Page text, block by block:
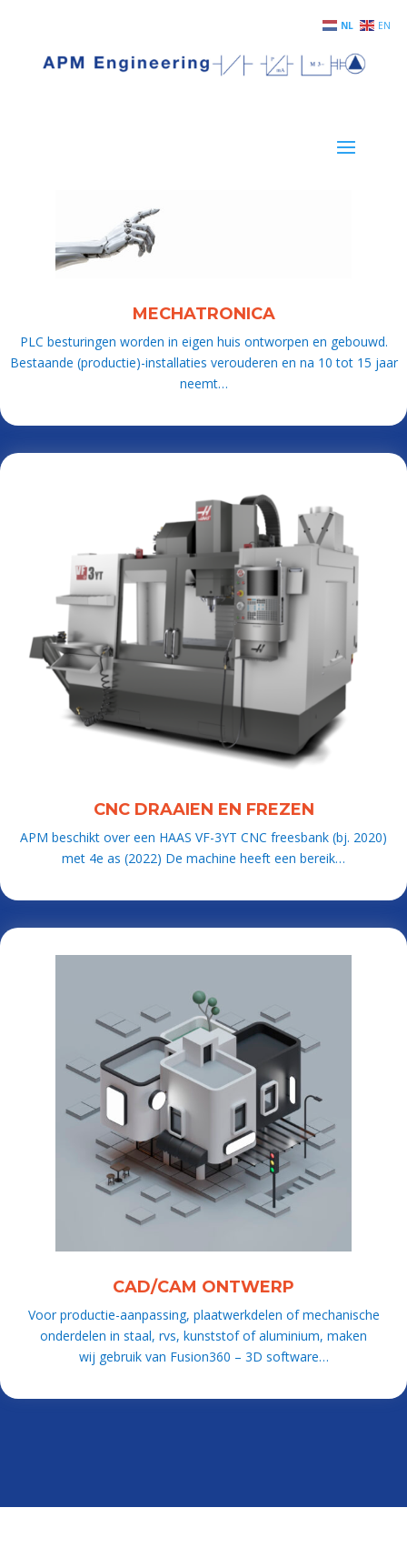
MECHATRONICA
PLC besturingen worden in eigen huis ontworpen en gebouwd.
Bestaande (productie)-installaties verouderen en na 10 tot 15 jaar
neemt…
CNC DRAAIEN EN FREZEN
APM beschikt over een HAAS VF-3YT CNC freesbank (bj. 2020)
met 4e as (2022) De machine heeft een bereik…
CAD/CAM ONTWERP
Voor productie-aanpassing, plaatwerkdelen of mechanische
onderdelen in staal, rvs, kunststof of aluminium, maken
wij gebruik van Fusion360 – 3D software…
NL EN